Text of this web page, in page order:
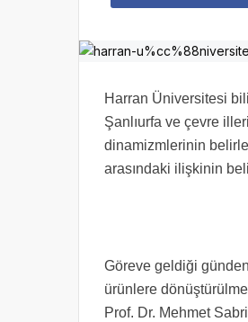
Harran Üniversitesi
Şanlıurfa ve çevre
dinamizmlerinin
arasındaki ilişkinin
Göreve geldiği
ürünlere
Prof. Dr. Mehmet